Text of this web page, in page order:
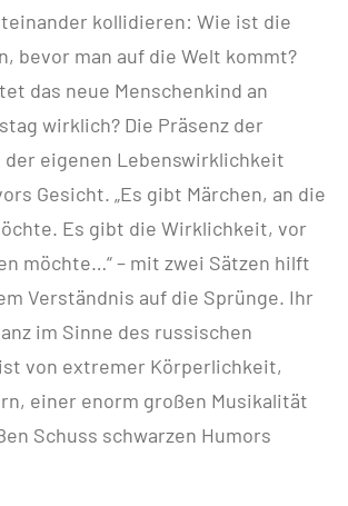
kollidieren: Wie ist die
bevor man auf die Welt kommt?
das neue Menschenkind an
wirklich? Die Präsenz der
eigenen Lebenswirklichkeit
Gesicht. „Es gibt Märchen, an die
Es gibt die Wirklichkeit, vor
möchte…“ – mit zwei Sätzen hilft
Verständnis auf die Sprünge. Ihr
im Sinne des russischen
von extremer Körperlichkeit,
einer enorm großen Musikalität
Schuss schwarzen Humors